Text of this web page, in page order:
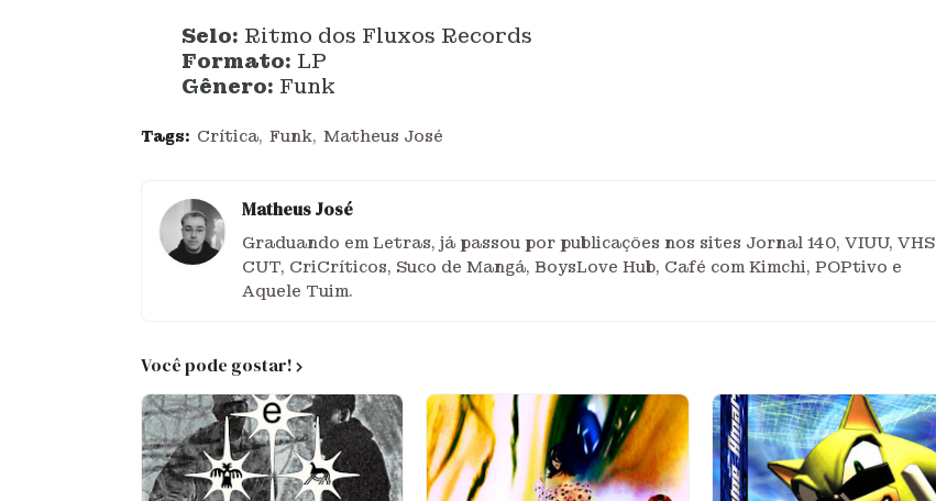
Selo: Ritmo dos Fluxos Records
Formato: LP
Gênero: Funk
Tags: Crítica Funk Matheus José
Matheus José
Graduando em Letras, já passou por publicações nos sites Jornal 140, VIUU, VHS
CUT, CriCríticos, Suco de Mangá, BoysLove Hub, Café com Kimchi, POPtivo e
Aquele Tuim.
Você pode gostar!